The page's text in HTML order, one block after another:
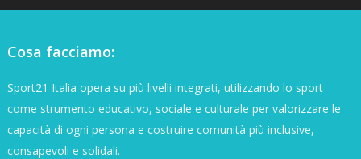
Cosa facciamo:
Sport21 Italia opera su più livelli integrati, utilizzando lo sport
come strumento educativo, sociale e culturale per valorizzare le
capacità di ogni persona e costruire comunità più inclusive,
consapevoli e solidali.